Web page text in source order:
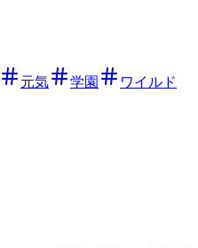
元気 学園
ワイルド